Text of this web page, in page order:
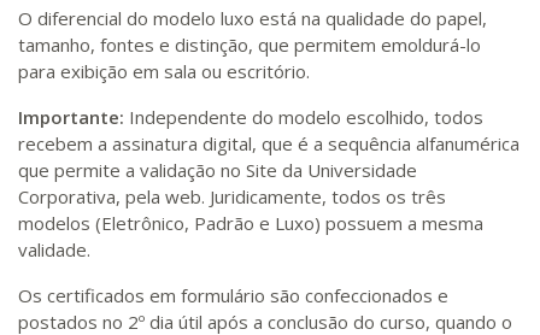
O diferencial do modelo luxo está na qualidade do papel,
tamanho, fontes e distinção, que permitem emoldurá-lo
para exibição em sala ou escritório.
Importante: Independente do modelo escolhido, todos
recebem a assinatura digital, que é a sequência alfanumérica
que permite a validação no Site da Universidade
Corporativa, pela web. Juridicamente, todos os três
modelos (Eletrônico, Padrão e Luxo) possuem a mesma
validade.
Os certificados em formulário são confeccionados e
postados no 2º dia útil após a conclusão do curso, quando o